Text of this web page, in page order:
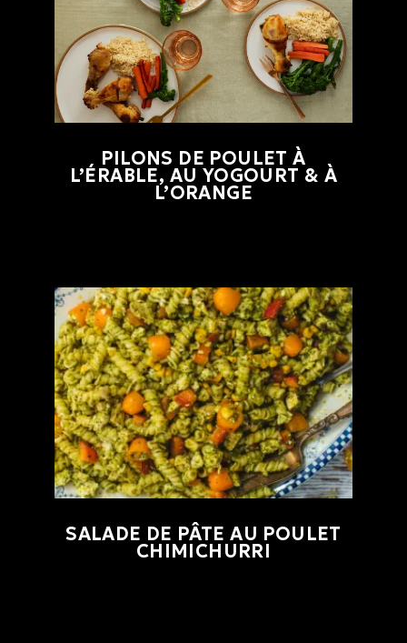
PILONS DE POULET À
L’ÉRABLE, AU YOGOURT & À
L’ORANGE
SALADE DE PÂTE AU POULET
CHIMICHURRI